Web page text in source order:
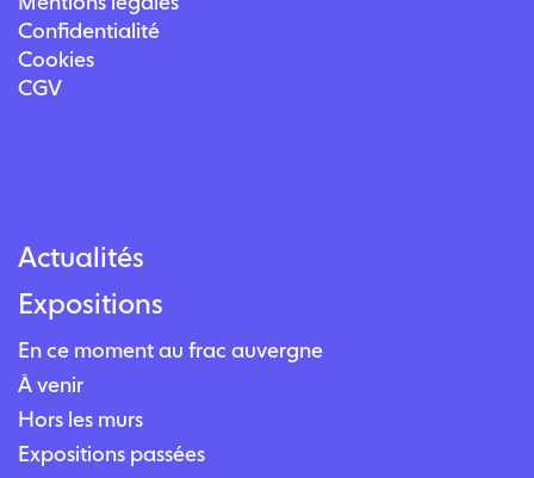
Confidentialité
Cookies
CGV
Actualités
Expositions
En ce moment au frac auvergne
À venir
Hors les murs
Expositions passées